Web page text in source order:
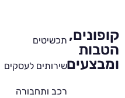
קופונים,
הטבות
ומבצעים
תכשיטים
שירותים לעסקים
רכב ותחבורה